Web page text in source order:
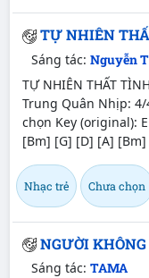
TỰ NHIÊN
Sáng tác: Nguyễn
TỰ NHIÊN THẤT
Trung Quân Nhịp:
chọn Key (original):
[Bm] [G] [D] [A]
Nhạc trẻ Chưa chọn
NGƯỜI
Sáng tác: TAMA